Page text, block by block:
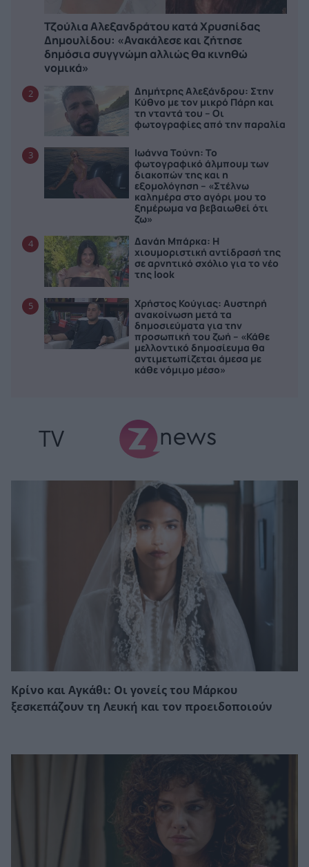
Τζούλια Αλεξανδράτου κατά Χρυσηίδας
Δημουλίδου: «Ανακάλεσε και ζήτησε
δημόσια συγγνώμη αλλιώς θα κινηθώ
νομικά»
2
Δημήτρης Αλεξάνδρου: Στην
Κύθνο με τον μικρό Πάρη και
τη νταντά του – Οι
φωτογραφίες από την παραλία
3
Ιωάννα Τούνη: Το
φωτογραφικό άλμπουμ των
διακοπών της και η
εξομολόγηση – «Στέλνω
καλημέρα στο αγόρι μου το
ξημέρωμα να βεβαιωθεί ότι
ζω»
4
Δανάη Μπάρκα: Η
χιουμοριστική αντίδρασή της
σε αρνητικό σχόλιο για το νέο
της look
5
Χρήστος Κούγιας: Αυστηρή
ανακοίνωση μετά τα
δημοσιεύματα για την
προσωπική του ζωή – «Κάθε
μελλοντικό δημοσίευμα θα
αντιμετωπίζεται άμεσα με
κάθε νόμιμο μέσο»
TV
Κρίνο και Αγκάθι: Οι γονείς του Μάρκου
ξεσκεπάζουν τη Λευκή και τον προειδοποιούν